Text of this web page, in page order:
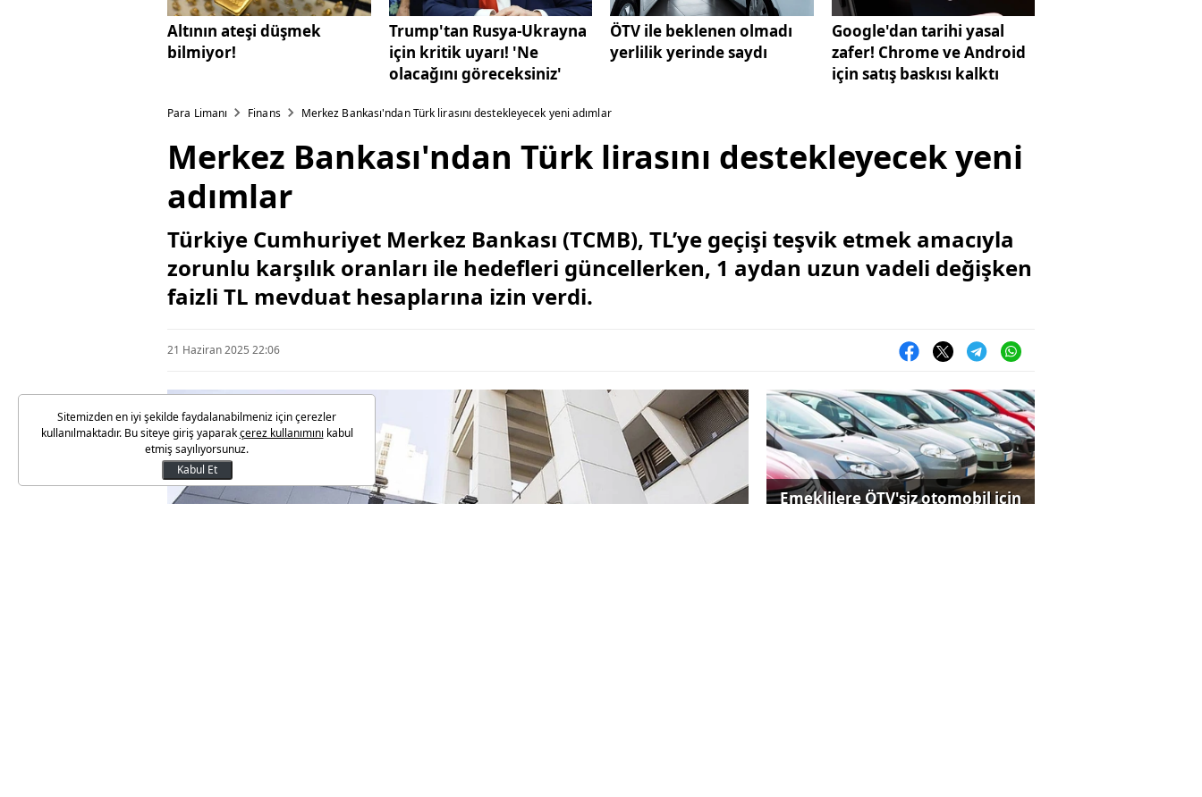
Altının ateşi düşmek
bilmiyor!
Trump'tan Rusya-Ukrayna
için kritik uyarı! 'Ne
olacağını göreceksiniz'
ÖTV ile beklenen olmadı
yerlilik yerinde saydı
Google'dan tarihi yasal
zafer! Chrome ve Android
için satış baskısı kalktı
Para Limanı Finans Merkez Bankası'ndan Türk lirasını destekleyecek yeni adımlar
Merkez Bankası'ndan Türk lirasını destekleyecek yeni
adımlar
Türkiye Cumhuriyet Merkez Bankası (TCMB), TL’ye geçişi teşvik etmek amacıyla
zorunlu karşılık oranları ile hedefleri güncellerken, 1 aydan uzun vadeli değişken
faizli TL mevduat hesaplarına izin verdi.
21 Haziran 2025 22:06
Emeklilere ÖTV'siz otomobil için
Sitemizden en iyi şekilde faydalanabilmeniz için çerezler
kullanılmaktadır. Bu siteye giriş yaparakçerez kullanımını kabul
etmiş sayılıyorsunuz.
Kabul Et